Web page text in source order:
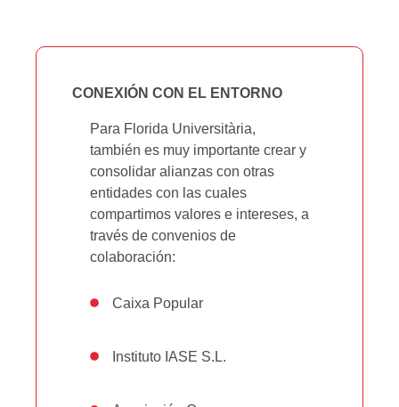
CONEXIÓN CON EL ENTORNO
Para Florida Universitària,
también es muy importante crear y
consolidar alianzas con otras
entidades con las cuales
compartimos valores e intereses, a
través de convenios de
colaboración:
Caixa Popular
Instituto IASE S.L.